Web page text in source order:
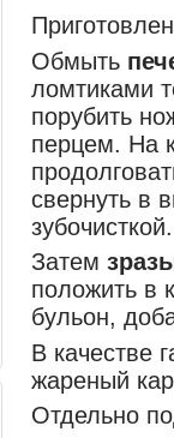
Обмыть
ломтиками
порубить
перцем. На
свернуть в
зубочисткой.
Затем
положить в
бульон,
В качестве
жареный
Отдельно